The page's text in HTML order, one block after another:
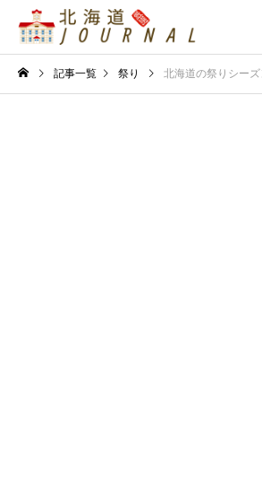
記事一覧 祭り 北海道の祭りシーズンはいつ？短